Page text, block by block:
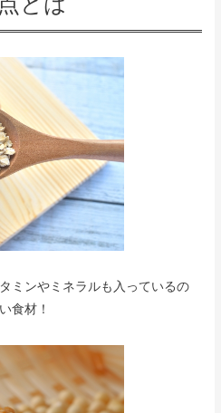
ミンやミネラルも入っているの
食材！